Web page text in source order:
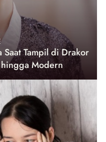
Tampil di Drakor
Modern